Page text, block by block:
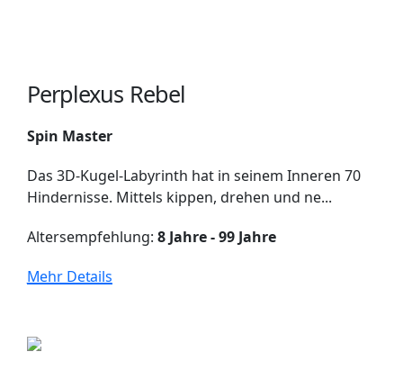
Perplexus Rebel
Spin Master
Das 3D-Kugel-Labyrinth hat in seinem Inneren 70
Hindernisse. Mittels kippen, drehen und ne...
Altersempfehlung: 8 Jahre - 99 Jahre
Mehr Details